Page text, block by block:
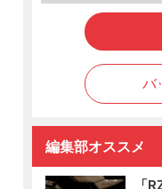
バ
編集部オススメ
「